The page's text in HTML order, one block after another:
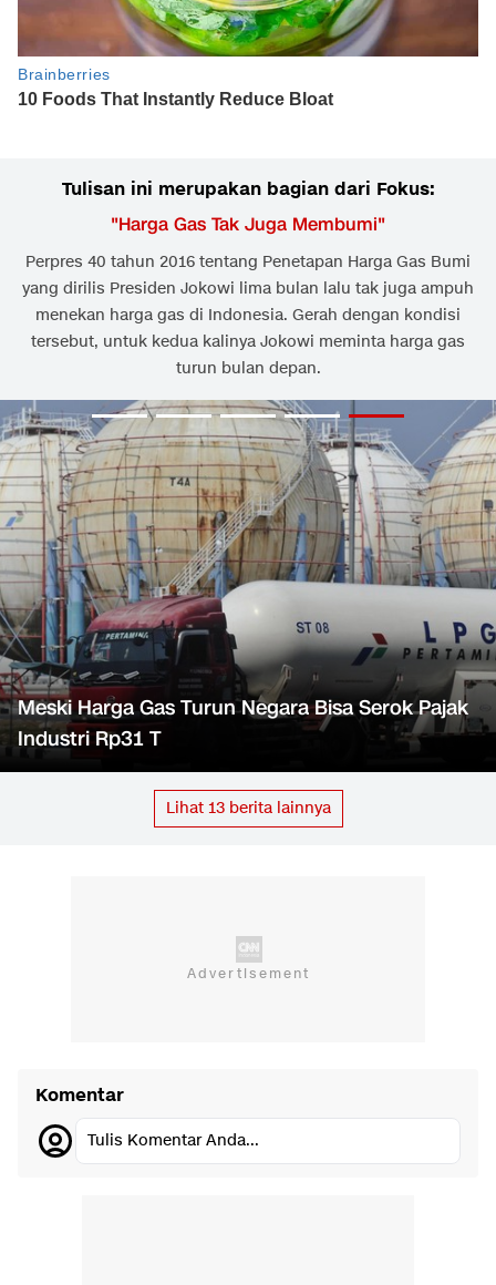
Tulisan ini merupakan bagian dari Fokus:
"Harga Gas Tak Juga Membumi"
Perpres 40 tahun 2016 tentang Penetapan Harga Gas Bumi
yang dirilis Presiden Jokowi lima bulan lalu tak juga ampuh
menekan harga gas di Indonesia. Gerah dengan kondisi
tersebut, untuk kedua kalinya Jokowi meminta harga gas
turun bulan depan.
Meski Harga Gas Turun Negara Bisa Serok Pajak
Industri Rp31 T
Lihat 13berita lainnya
Komentar
Tulis Komentar Anda...